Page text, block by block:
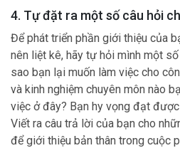
4. Tự đặt ra một số câu hỏi
Để phát triển phần giới thiệu của
nên liệt kê, hãy tự hỏi mình một
sao bạn lại muốn làm việc cho
và kinh nghiệm chuyên môn nào
việc ở đây? Bạn hy vọng đạt
Viết ra câu trả lời của bạn cho
để giới thiệu bản thân trong cuộc